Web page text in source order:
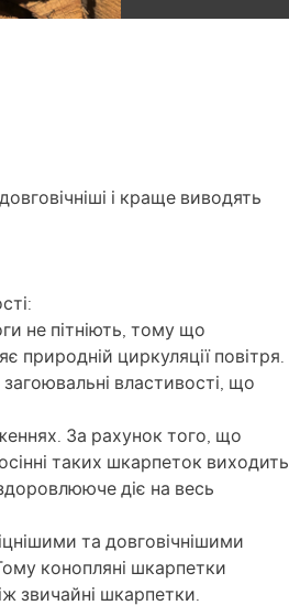
і краще виводять
не пітніють, тому що
природній циркуляції повітря.
властивості, що
За рахунок того, що
таких шкарпеток виходить
діє на весь
та довговічнішими
конопляні шкарпетки
звичайні шкарпетки.